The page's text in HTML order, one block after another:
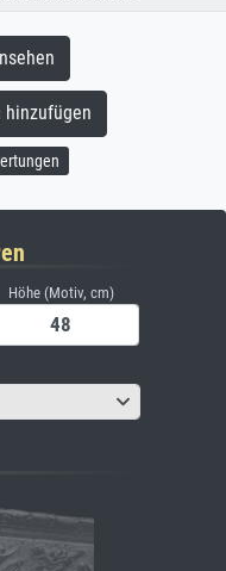
Höhe (Motiv, cm)